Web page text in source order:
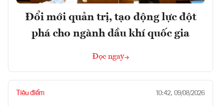
Đổi mới quản trị, tạo động lực đột
phá cho ngành dầu khí quốc gia
Đọc ngay
Tiêu điểm 10:42, 09/08/2026